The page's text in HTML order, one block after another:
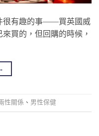
很有趣的事——買英國威
買的，但回購的時候，
性關係 、 男性保健